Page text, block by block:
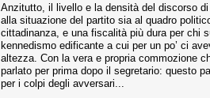
Anzitutto, il livello e la densità del discorso
alla situazione del partito sia al quadro
cittadinanza, e una fiscalità più dura per chi
kennedismo edificante a cui per un po’ ci
altezza. Con la vera e propria commozione
parlato per prima dopo il segretario: questo
per i colpi degli avversari...